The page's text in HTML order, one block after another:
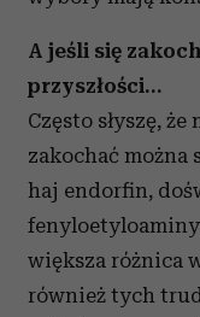
A jeśli się
przyszłości…
Często słyszę,
zakochać można
haj endorfin,
większa różnica
również tych